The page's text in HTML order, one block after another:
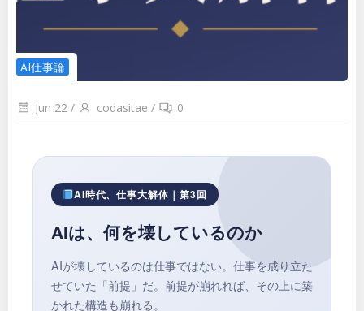
AI仕事論
Jun 22 / codasitae / 0
AI時代、仕事大解体｜第3回
AIは、何を壊しているのか
AIが壊しているのは仕事ではない。仕事を成り立た
せていた「前提」だ。前提が崩れれば、その上に築
かれた構造も崩れる。